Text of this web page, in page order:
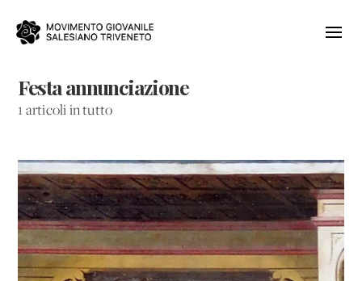
Festa annunciazione
1 articoli in tutto